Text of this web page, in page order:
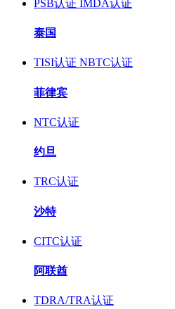
PSB认证 IMDA认证
泰国
TISI认证 NBTC认证
菲律宾
NTC认证
约旦
TRC认证
沙特
CITC认证
阿联酋
TDRA/TRA认证